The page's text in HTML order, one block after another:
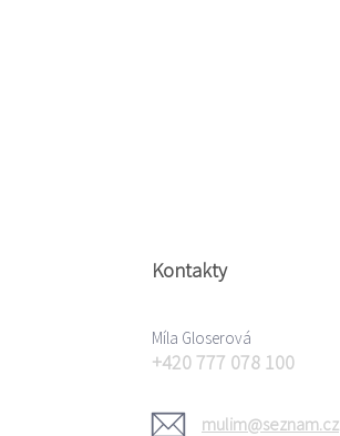
Kontakty
Míla Gloserová
+420 777 078 100
mulim@seznam.cz